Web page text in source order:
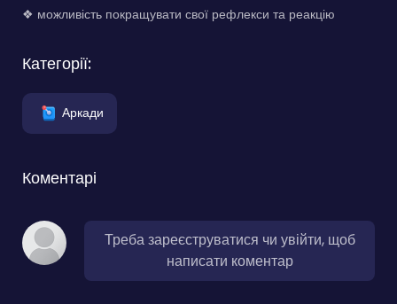
❖ можливість покращувати свої рефлекси та реакцію
Категорії:
Аркади
Коментарі
Треба зареєструватися чи увійти, щоб
написати коментар